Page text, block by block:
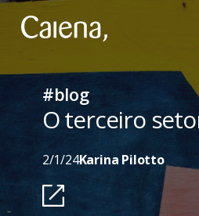
#blog
O terceiro
2/1/24Karina Pilotto